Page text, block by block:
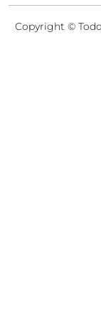
Copyright ©